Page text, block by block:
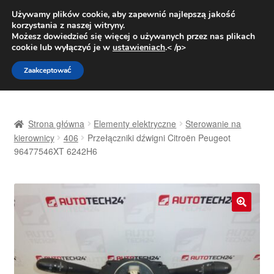
DOSTAWA od 31 zł
Pn.-pt. 9:00-16:00800 003 167
Przejdź
do
nawigacji
Przejdź
do
treści
Dostawa
Kontakt
O nas
Strona główna Elementy elektryczne
Sterowanie na
kierownicy
406
Przełączniki dźwigni Citroën Peugeot
96477546XT 6242H6
Używamy plików cookie, aby zapewnić najlepszą jakość
korzystania z naszej witryny.
Możesz dowiedzieć się więcej o używanych przez nas plikach
cookie lub wyłączyć je w ustawieniach.< /p>
Zaakceptować